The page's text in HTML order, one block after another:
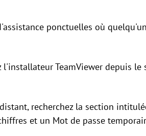
ponctuelles où
l'installateur TeamViewer depuis
recherchez la section
et un Mot de passe